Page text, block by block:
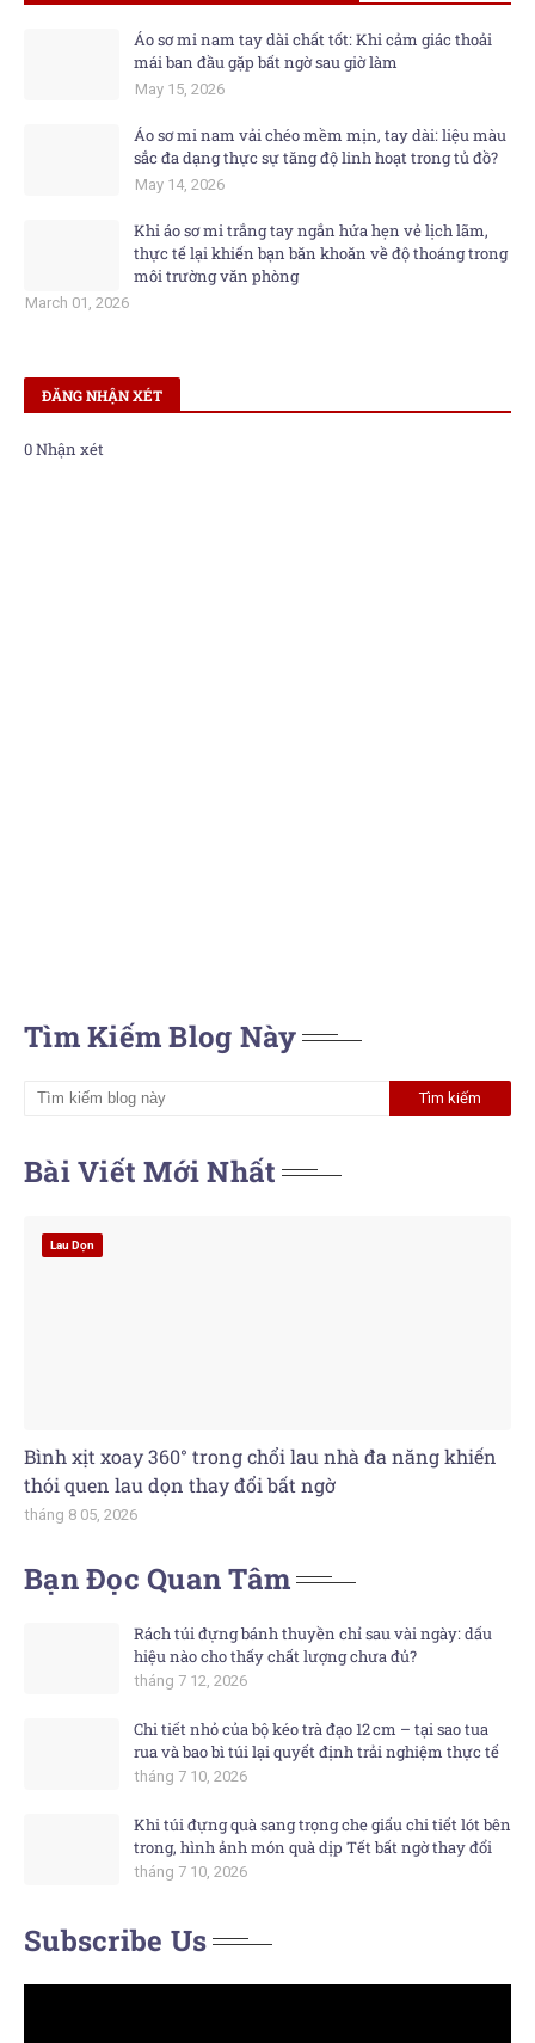
Áo sơ mi nam tay dài chất tốt: Khi cảm giác thoải
mái ban đầu gặp bất ngờ sau giờ làm
May 15, 2026
Áo sơ mi nam vải chéo mềm mịn, tay dài: liệu màu
sắc đa dạng thực sự tăng độ linh hoạt trong tủ đồ?
May 14, 2026
Khi áo sơ mi trắng tay ngắn hứa hẹn vẻ lịch lãm,
thực tế lại khiến bạn băn khoăn về độ thoáng trong
môi trường văn phòng
March 01, 2026
ĐĂNG NHẬN XÉT
0 Nhận xét
Tìm Kiếm Blog Này
Bài Viết Mới Nhất
Lau Dọn
Bình xịt xoay 360° trong chổi lau nhà đa năng khiến
thói quen lau dọn thay đổi bất ngờ
tháng 8 05, 2026
Bạn Đọc Quan Tâm
Rách túi đựng bánh thuyền chỉ sau vài ngày: dấu
hiệu nào cho thấy chất lượng chưa đủ?
tháng 7 12, 2026
Chi tiết nhỏ của bộ kéo trà đạo 12 cm – tại sao tua
rua và bao bì túi lại quyết định trải nghiệm thực tế
tháng 7 10, 2026
Khi túi đựng quà sang trọng che giấu chi tiết lót bên
trong, hình ảnh món quà dịp Tết bất ngờ thay đổi
tháng 7 10, 2026
Subscribe Us